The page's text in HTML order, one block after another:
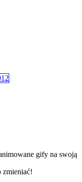
gify na swoją